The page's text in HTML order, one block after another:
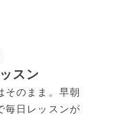
スン
そのまま。早朝
毎日レッスンが